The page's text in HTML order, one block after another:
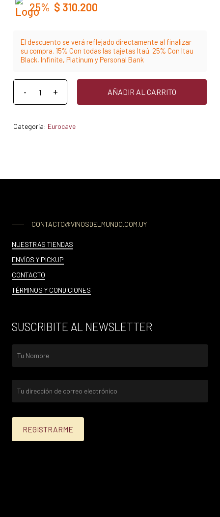
25% $ 310.200
El descuento se verá reflejado directamente al finalizar
su compra. 15% Con todas las tajetas Itaú. 25% Con Itau
Black, Infinite, Platinum y Personal Bank
AÑADIR AL CARRITO
Categoría: Eurocave
CONTACTO@VINOSDELMUNDO.COM.UY
NUESTRAS TIENDAS
ENVÍOS Y PICKUP
CONTACTO
TÉRMINOS Y CONDICIONES
SUSCRIBITE AL NEWSLETTER